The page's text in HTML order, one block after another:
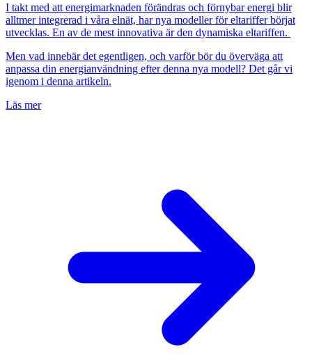
I takt med att energimarknaden förändras och förnybar energi blir
alltmer integrerad i våra elnät, har nya modeller för eltariffer börjat
utvecklas. En av de mest innovativa är den dynamiska eltariffen.
Men vad innebär det egentligen, och varför bör du överväga att
anpassa din energianvändning efter denna nya modell? Det går vi
igenom i denna artikeln.
Läs mer